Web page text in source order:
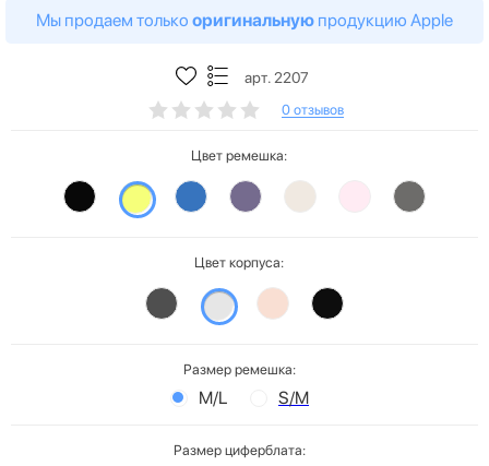
Мы продаем только оригинальную продукцию Apple
арт. 2207
0 отзывов
Цвет ремешка:
Цвет корпуса:
Размер ремешка:
M/L S/M
Размер циферблата: